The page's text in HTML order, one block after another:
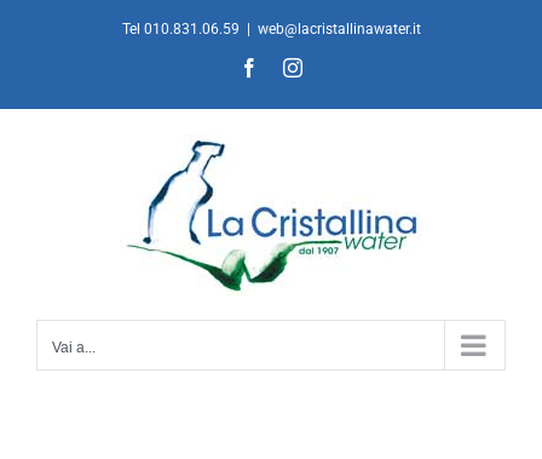
Tel 010.831.06.59 web@lacristallinawater.it
FacebookInstagram
Vai a...